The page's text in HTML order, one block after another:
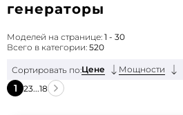
генераторы
Моделей на странице: 1 - 30
Всего в категории: 520
Сортировать по:Цене Мощности
1 23...18